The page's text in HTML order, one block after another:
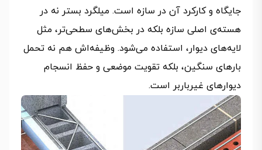
جایگاه و کارکرد آن در سازه است. میلگرد بستر نه در
هسته‌ی اصلی سازه بلکه در بخش‌های سطحی‌تر، مثل
لایه‌های دیوار، استفاده می‌شود. وظیفه‌اش هم نه تحمل
بارهای سنگین، بلکه تقویت موضعی و حفظ انسجام
دیوارهای غیرباربر است.